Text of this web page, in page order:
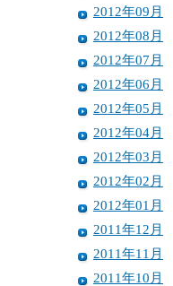
2012年09月
2012年08月
2012年07月
2012年06月
2012年05月
2012年04月
2012年03月
2012年02月
2012年01月
2011年12月
2011年11月
2011年10月